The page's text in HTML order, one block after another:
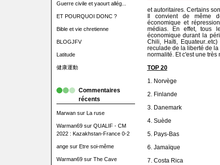
Guerre civile et yaourt allég...
ET POURQUOI DONC ?
Bible et vie chretienne
BLOGJFV
Latitude
健康運動
Commentaires
récents
Marwansur La ruse
Warman69sur QUALIF - CM
2022 : Kazakhstan-France 0-2
angesur Etre soi-même
Warman69sur The Cave
et autoritaires. Certains
Il convient de même
économique et
médias. En effet, tous
économique durant la
Chili, Haïti,
reculade de la liberté de
normalité. Et c'est une
TOP 20
1. Norvège
2. Finlande
3. Danemark
4. Suède
5. Pays-Bas
6. Jamaïque
7. Costa Rica